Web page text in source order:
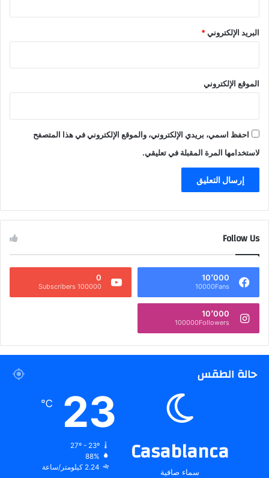
البريد الإلكتروني*
الموقع الإلكتروني
احفظ اسمي، بريدي الإلكتروني، والموقع الإلكتروني في هذا المتصفح
لاستخدامها المرة المقبلة في تعليقي.
Follow Us
10٬000
10000Fans
0
100000 Subscribers
10٬000
100000Followers
حالة الطقس
Casablanca
سماء صافية
23
℃
27º - 23º
88%
2.24 كيلومتر/ساعة